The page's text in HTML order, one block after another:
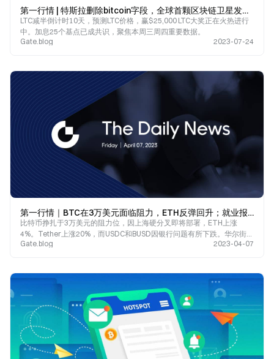
第一行情 | 特斯拉删除bitcoin字段，全球首颗区块链卫星发射成功，Worldcoin今日或发布重大消息，DAI超越BUSD成为第三大稳定币
LTC减半倒计时10天，预测LTC价格，赢$25,000 LTC大奖正在火热进行
中。加息25个基点已成共识，聚焦本周三周四重要数据。
Gate.blog
2023-07-24
第一行情｜BTC在3万美元面临阻力，ETH反弹回升；就业报告发布前，华尔街谨慎行事；大型科技股领涨
比特币挣扎于3万美元的阻力位，因上海硬分叉即将部署，ETH上涨
4%。Tether上涨20%，而USDC和BUSD因银行问题有所下跌。华尔街在
就业报告发布前持谨慎态度，预计3月份就业岗位增加23万个。货币市场
Gate.blog 2023-04-07